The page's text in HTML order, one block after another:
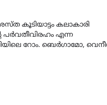
കൂടിയാട്ടം കലാകാരി
പർവതീവിരഹം എന്ന
റോം. ബെർഗാമോ,